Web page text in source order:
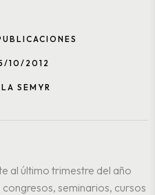
10/2012
LA SEMYR
al último trimestre del año
seminarios, cursos